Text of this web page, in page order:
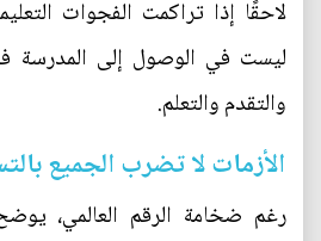
لاحقًا إذا تراكمت الفجوات
ليست في الوصول إلى المدرسة
والتقدم والتعلم.
الأزمات لا تضرب الجميع
رغم ضخامة الرقم العالمي،